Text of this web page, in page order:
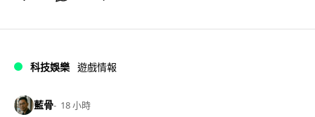
科技娛樂 遊戲情報
藍骨 18 小時